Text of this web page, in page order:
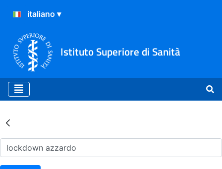
Istituto Superiore di Sanità
Risultati della Ricerca -